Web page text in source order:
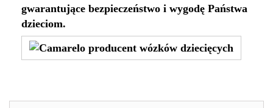
gwarantujące bezpieczeństwo i wygodę Państwa
dzieciom.